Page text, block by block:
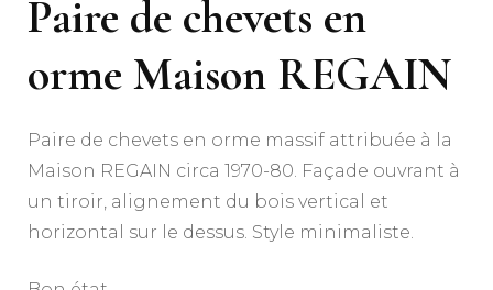
Paire de chevets en
orme Maison REGAIN
Paire de chevets en orme massif attribuée à la
Maison REGAIN circa 1970-80. Façade ouvrant à
un tiroir, alignement du bois vertical et
horizontal sur le dessus. Style minimaliste.